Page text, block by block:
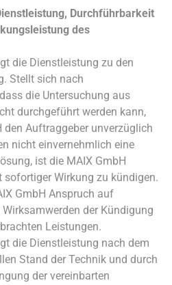
Durchführbarkeit
des
die Dienstleistung zu den
Stellt sich nach
die Untersuchung aus
durchgeführt werden kann,
Auftraggeber unverzüglich
nicht einvernehmlich eine
ist die MAIX GmbH
sofortiger Wirkung zu kündigen.
GmbH Anspruch auf
der Kündigung
Leistungen.
die Dienstleistung nach dem
Stand der Technik und durch
der vereinbarten